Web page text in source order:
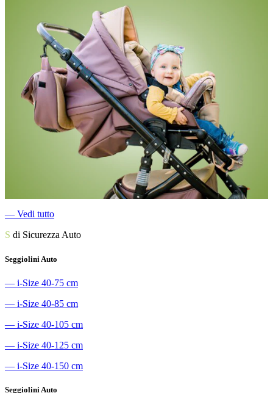
― Vedi tutto
S di Sicurezza Auto
Seggiolini Auto
― i-Size 40-75 cm
― i-Size 40-85 cm
― i-Size 40-105 cm
― i-Size 40-125 cm
― i-Size 40-150 cm
Seggiolini Auto